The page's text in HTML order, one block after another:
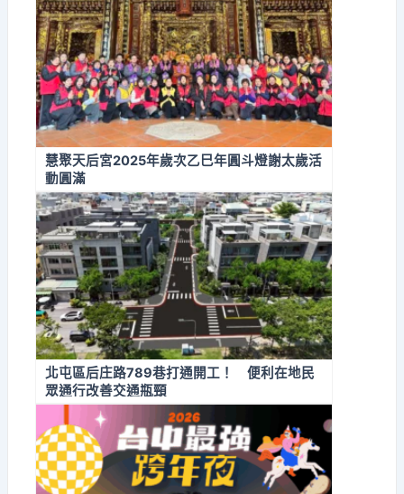
慧聚天后宮2025年歲次乙巳年圓斗燈謝太歲活
動圓滿
北屯區后庄路789巷打通開工！ 便利在地民
眾通行改善交通瓶頸